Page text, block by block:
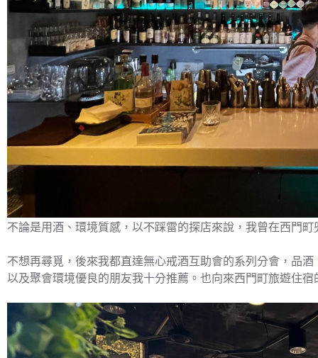
不論是用酒、環境質感，以不踩雷的探店來說，我曾在西門
不想再尋覓，後來我都直達無心戒酒互助會的系列分會，品
以及聚會環境優良的朋友我十分推薦。也向來西門町旅遊住